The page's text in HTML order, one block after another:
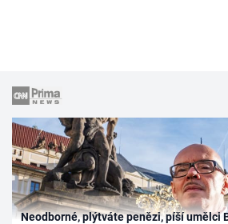
Neodborné, plýtváte penězi, píší umělci